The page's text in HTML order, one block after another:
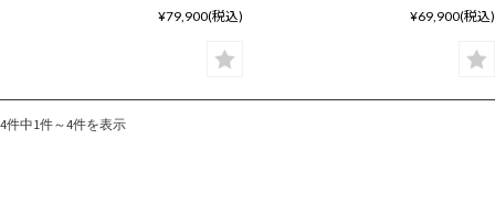
¥79,900(税込) ¥69,900(税込)
4件中1件～4件を表示